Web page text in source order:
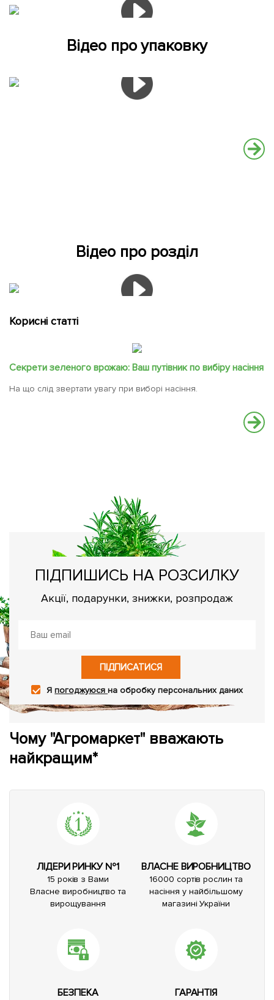
Відео про упаковку
Відео про розділ
Корисні статті
Секрети зеленого врожаю: Ваш путівник по вибіру насіння
На що слід звертати увагу при виборі насіння.
ПІДПИШИСЬ НА РОЗСИЛКУ
Акції, подарунки, знижки, розпродаж
ПІДПИСАТИСЯ
Япогоджуюсяна обробку персональних даних
Чому "Агромаркет" вважають
найкращим*
ЛІДЕРИ РИНКУ №1
15 років з Вами
Власне виробництво та
вирощування
ВЛАСНЕ ВИРОБНИЦТВО
16000 сортів рослин та
насіння у найбільшому
магазині України
БЕЗПЕКА ГАРАНТІЯ